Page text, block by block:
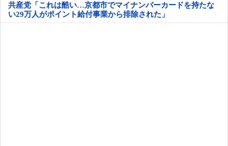
共産党「これは酷い…京都市でマイナンバーカードを持たな
い29万人がポイント給付事業から排除された」